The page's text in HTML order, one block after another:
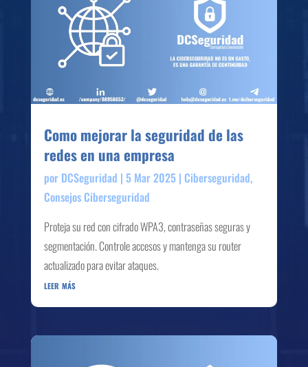
Como mejorar la seguridad de las
redes en una empresa
por DCSeguridad | 5 Mar 2025| Ciberseguridad,
Consejos Ciberseguridad
Proteja su red con cifrado WPA3, contraseñas seguras y
segmentación. Controle accesos y mantenga su router
actualizado para evitar ataques.
leer más